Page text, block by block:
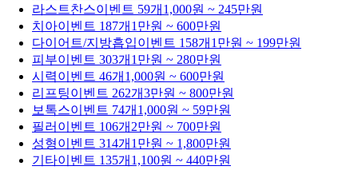
라스트찬스이벤트 59개 1,000원 ~ 245만원
치아이벤트 187개 1만원 ~ 600만원
다이어트/지방흡입이벤트 158개 1만원 ~ 199만원
피부이벤트 303개 1만원 ~ 280만원
시력이벤트 46개 1,000원 ~ 600만원
리프팅이벤트 262개3만원 ~ 800만원
보톡스이벤트 74개 1,000원 ~ 59만원
필러 이벤트 106개 2만원 ~ 700만원
성형이벤트 314개 1만원 ~ 1,800만원
기타이벤트 135개 1,100원 ~ 440만원